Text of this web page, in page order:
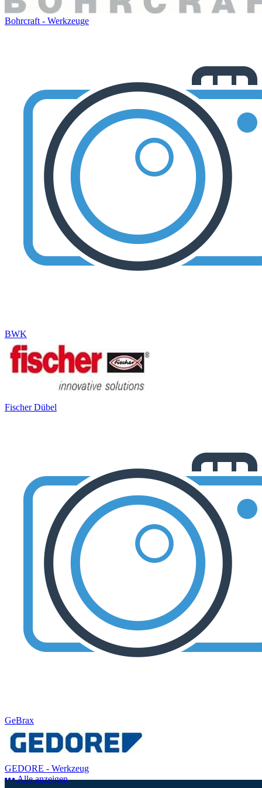
Bohrcraft - Werkzeuge
BWK
Fischer Dübel
GeBrax
GEDORE - Werkzeug
Alle anzeigen